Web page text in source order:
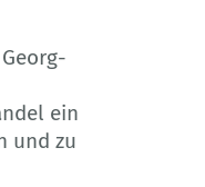
ein
und zu